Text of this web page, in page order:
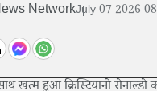
NetworkJuly 07 2026